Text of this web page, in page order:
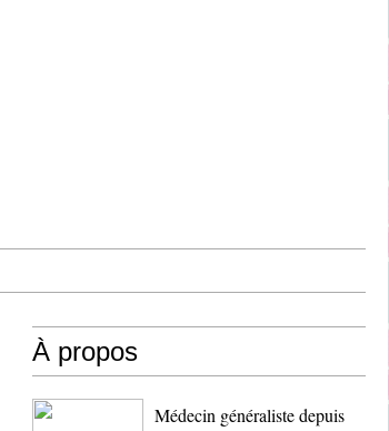
À propos
Médecin généraliste depuis